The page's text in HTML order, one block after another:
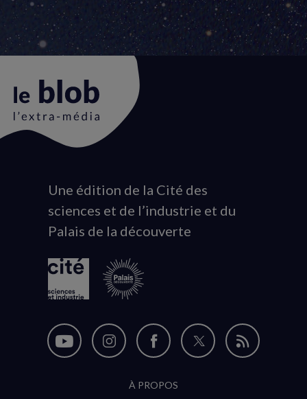
Animation
du
logo
Une édition de la Cité des
sciences et de l’industrie et du
Palais de la découverte
Nous
Nous
Nous
sur
Nous
Flux
À PROPOS